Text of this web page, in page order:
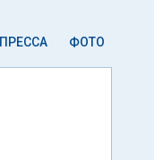
ПРЕССА ФОТО